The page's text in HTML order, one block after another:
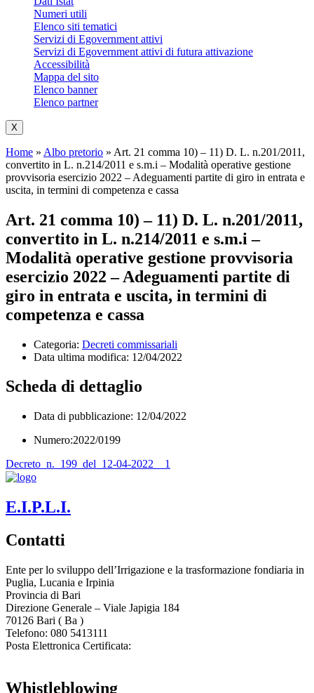
Numeri utili
Elenco siti tematici
Servizi di Egovernment attivi
Servizi di Egovernment attivi di futura attivazione
Accessibilità
Mappa del sito
Elenco banner
Elenco partner
X
Home » Albo pretorio » Art. 21 comma 10) – 11) D. L. n.201/2011,
convertito in L. n.214/2011 e s.m.i – Modalità operative gestione
provvisoria esercizio 2022 – Adeguamenti partite di giro in entrata e
uscita, in termini di competenza e cassa
Art. 21 comma 10) – 11) D. L. n.201/2011,
convertito in L. n.214/2011 e s.m.i –
Modalità operative gestione provvisoria
esercizio 2022 – Adeguamenti partite di
giro in entrata e uscita, in termini di
competenza e cassa
Categoria: Decreti commissariali
Data ultima modifica: 12/04/2022
Scheda di dettaglio
Data di pubblicazione: 12/04/2022
Numero:2022/0199
Decreto_n._199_del_12-04-2022__1
E.I.P.L.I.
Contatti
Ente per lo sviluppo dell’Irrigazione e la trasformazione fondiaria in
Puglia, Lucania e Irpinia
Provincia di Bari
Direzione Generale – Viale Japigia 184
70126 Bari ( Ba )
Telefono: 080 5413111
Posta Elettronica Certificata:
Whistleblowing